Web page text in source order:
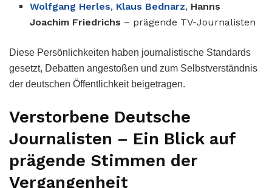
Wolfgang Herles, Klaus Bednarz, Hanns
Joachim Friedrichs – prägende TV-Journalisten
Diese Persönlichkeiten haben journalistische Standards
gesetzt, Debatten angestoßen und zum Selbstverständnis
der deutschen Öffentlichkeit beigetragen.
Verstorbene Deutsche
Journalisten – Ein Blick auf
prägende Stimmen der
Vergangenheit